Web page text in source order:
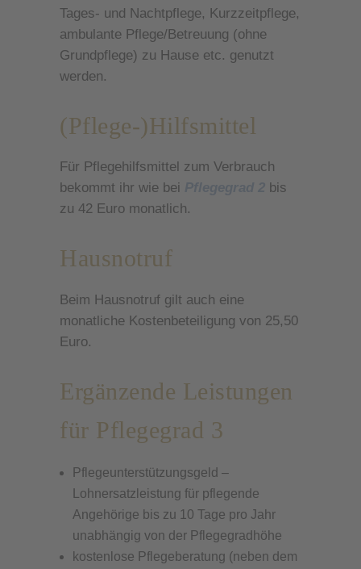
Tages- und Nachtpflege, Kurzzeitpflege,
ambulante Pflege/Betreuung (ohne
Grundpflege) zu Hause etc. genutzt
werden.
(Pflege-)Hilfsmittel
Für Pflegehilfsmittel zum Verbrauch
bekommt ihr wie bei Pflegegrad 2 bis
zu 42 Euro monatlich.
Hausnotruf
Beim Hausnotruf gilt auch eine
monatliche Kostenbeteiligung von 25,50
Euro.
Ergänzende Leistungen
für Pflegegrad 3
Pflegeunterstützungsgeld –
Lohnersatzleistung für pflegende
Angehörige bis zu 10 Tage pro Jahr
unabhängig von der Pflegegradhöhe
kostenlose Pflegeberatung (neben dem